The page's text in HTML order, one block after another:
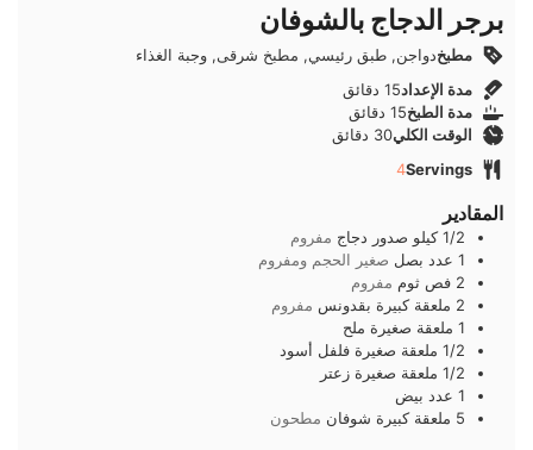
برجر الدجاج بالشوفان
مطبخدواجن, طبق رئيسي, مطبخ شرقى, وجبة الغذاء
مدة الإعداد15دقائق
دقائق
مدة الطبخ15دقائق
دقائق
الوقت الكلي30 دقائق
دقائق
Servings
4
المقادير
1/2 كيلو صدور دجاج مفروم
1 عدد بصل صغير الحجم ومفروم
2 فص ثوم مفروم
2 ملعقة كبيرة بقدونس مفروم
1 ملعقة صغيرة ملح
1/2 ملعقة صغيرة فلفل أسود
1/2 ملعقة صغيرة زعتر
1 عدد بيض
5 ملعقة كبيرة شوفان مطحون